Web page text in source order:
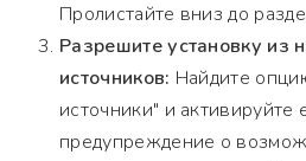
Пролистайте вниз до
Разрешите установку из
источников: Найдите
источники" и активируйте
предупреждение о